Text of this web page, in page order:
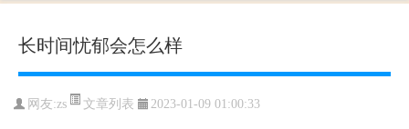
长时间忧郁会怎么样
网友:zs 文章列表 2023-01-09 01:00:33